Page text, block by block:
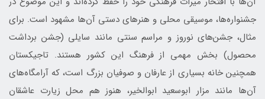
جشنواره‌ها، موسیقی محلی و هنرهای دستی آن‌ها مشهود است. برای
مثال، جشن‌های نوروز و مراسم سنتی مانند سایلی (جشن برداشت
محصول) بخش مهمی از فرهنگ این کشور هستند. تاجیکستان
همچنین خانه بسیاری از عارفان و صوفیان بزرگ است، که آرامگاه‌های
آن‌ها مانند مزار ابوسعید ابوالخیر، هنوز هم محل زیارت عاشقان